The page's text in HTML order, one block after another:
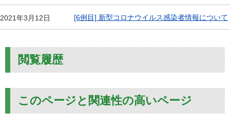
2021年3月12日 [6例目] 新型コロナウイルス感染者情報について
閲覧履歴
このページと関連性の高いページ